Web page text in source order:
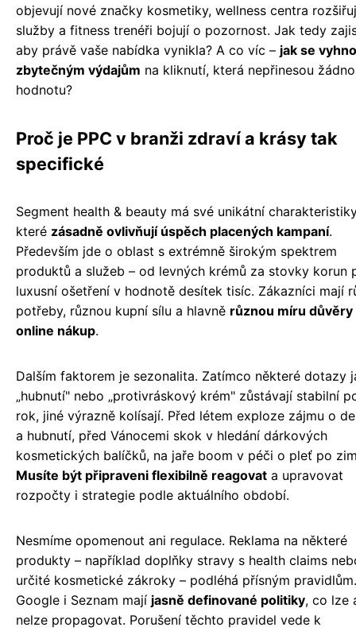
objevují nové značky kosmetiky, wellness centra
služby a fitness trenéři bojují o pozornost. Jak tedy
aby právě vaše nabídka vynikla? A co víc – jak se
zbytečným výdajům na kliknutí, která nepřinesou
hodnotu?
Proč je PPC v branži zdraví a krásy tak
specifické
Segment health & beauty má své unikátní
které zásadně ovlivňují úspěch placených kampaní.
Především jde o oblast s extrémně širokým spektrem
produktů a služeb – od levných krémů za stovky korun
luxusní ošetření v hodnotě desítek tisíc. Zákazníci mají
potřeby, různou kupní sílu a hlavně různou míru důvěry
online nákup.
Dalším faktorem je sezonalita. Zatímco některé dotazy
„hubnutí" nebo „protivráskový krém" zůstávají stabilní
rok, jiné výrazně kolísají. Před létem exploze zájmu o
a hubnutí, před Vánocemi skok v hledání dárkových
kosmetických balíčků, na jaře boom v péči o pleť po
Musíte být připraveni flexibilně reagovat a upravovat
rozpočty i strategie podle aktuálního období.
Nesmíme opomenout ani regulace. Reklama na některé
produkty – například doplňky stravy s health claims
určité kosmetické zákroky – podléhá přísným pravidlům.
Google i Seznam mají jasně definované politiky, co lze
nelze propagovat. Porušení těchto pravidel vede k